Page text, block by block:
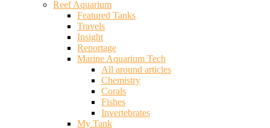
Reef Aquarium
Featured Tanks
Travels
Insight
Reportage
Marine Aquarium Tech
All around articles
Chemistry
Corals
Fishes
Invertebrates
My Tank